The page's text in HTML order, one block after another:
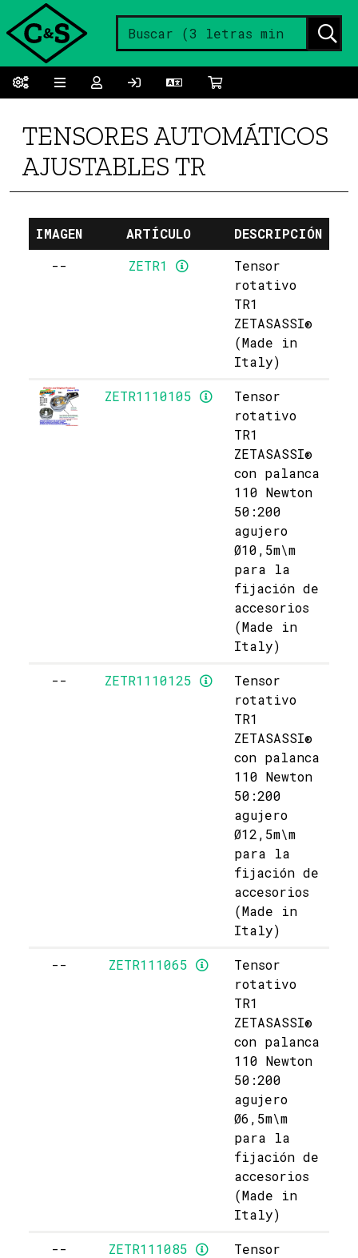
TENSORES AUTOMÁTICOS
AJUSTABLES TR
IMAGEN ARTÍCULO DESCRIPCIÓN
--
ZETR1
Tensor
rotativo
TR1
ZETASASSI®
(Made in
Italy)
ZETR1110105
Tensor
rotativo
TR1
ZETASASSI®
con palanca
110 Newton
50:200
agujero
Ø10,5m\m
para la
fijación de
accesorios
(Made in
Italy)
-- ZETR1110125
Tensor
rotativo
TR1
ZETASASSI®
con palanca
110 Newton
50:200
agujero
Ø12,5m\m
para la
fijación de
accesorios
(Made in
Italy)
-- ZETR111065
Tensor
rotativo
TR1
ZETASASSI®
con palanca
110 Newton
50:200
agujero
Ø6,5m\m
para la
fijación de
accesorios
(Made in
Italy)
-- ZETR111085
Tensor